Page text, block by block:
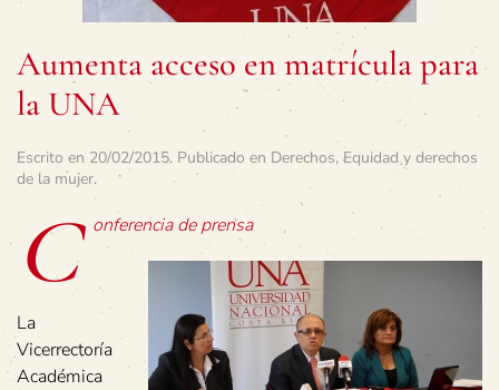
Aumenta acceso en matrícula para
la UNA
Escrito en 20/02/2015. Publicado en Derechos, Equidad y derechos
de la mujer.
C onferencia de prensa
La
Vicerrectoría
Académica